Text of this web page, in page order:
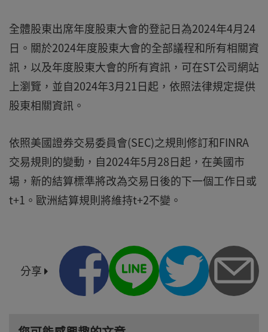
全體股東出席年度股東大會的登記日為2024年4月24
日。關於2024年度股東大會的全部議程和所有相關資
訊，以及年度股東大會的所有資訊，可在ST公司網站
上瀏覽，並自2024年3月21日起，依照法律規定提供
股東相關資訊。
依照美國證券交易委員會(SEC)之規則修訂和FINRA
交易規則的變動，自2024年5月28日起，在美國市
場，新的結算標準將改為交易日後的下一個工作日或
t+1。歐洲結算規則將維持t+2不變。
分享